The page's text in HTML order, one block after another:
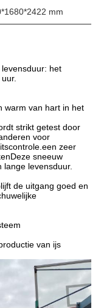
mm
het
warm van hart in het
strikt getest door
voor
zeer
sneeuw
levensduur.
de uitgang goed en
van ijs